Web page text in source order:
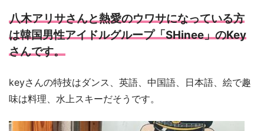
八木アリサさんと熱愛のウワサになっている方
は韓国男性アイドルグループ「SHinee」のKey
さんです。
keyさんの特技はダンス、英語、中国語、日本語、絵で趣
味は料理、水上スキーだそうです。